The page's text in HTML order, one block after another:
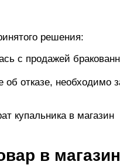
решения:
с продажей
отказе, необходимо
купальника в магазин
в